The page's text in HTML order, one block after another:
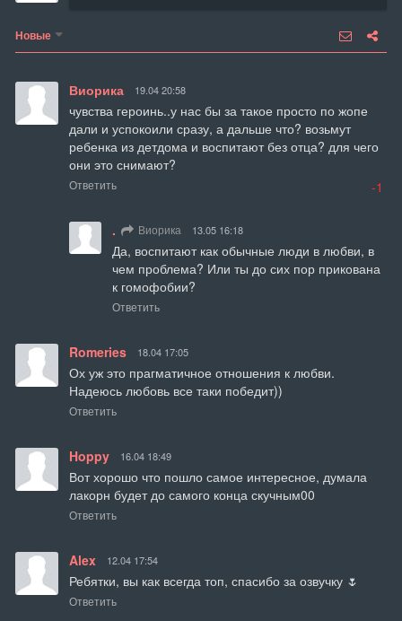
Новые
Виорика 19.04 20:58
чувства героинь..у нас бы за такое просто по жопе
дали и успокоили сразу, а дальше что? возьмут
ребенка из детдома и воспитают без отца? для чего
они это снимают?
Ответить -1
. Виорика 13.05 16:18
Да, воспитают как обычные люди в любви, в
чем проблема? Или ты до сих пор прикована
к гомофобии?
Ответить
Romeries 18.04 17:05
Ох уж это прагматичное отношения к любви.
Надеюсь любовь все таки победит))
Ответить
Hoppy 16.04 18:49
Вот хорошо что пошло самое интересное, думала
лакорн будет до самого конца скучным00
Ответить
Alex 12.04 17:54
Ребятки, вы как всегда топ, спасибо за озвучку 🌷
Ответить